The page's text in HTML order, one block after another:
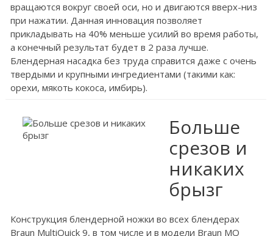
вращаются вокруг своей оси, но и двигаются вверх-низ
при нажатии. Данная инновация позволяет
прикладывать на 40% меньше усилий во время работы,
а конечный результат будет в 2 раза лучше.
Блендерная насадка без труда справится даже с очень
твердыми и крупными ингредиентами (такими как:
орехи, мякоть кокоса, имбирь).
Больше
срезов и
никаких
брызг
Конструкция блендерной ножки во всех блендерах
Braun MultiQuick 9, в том числе и в модели Braun MQ